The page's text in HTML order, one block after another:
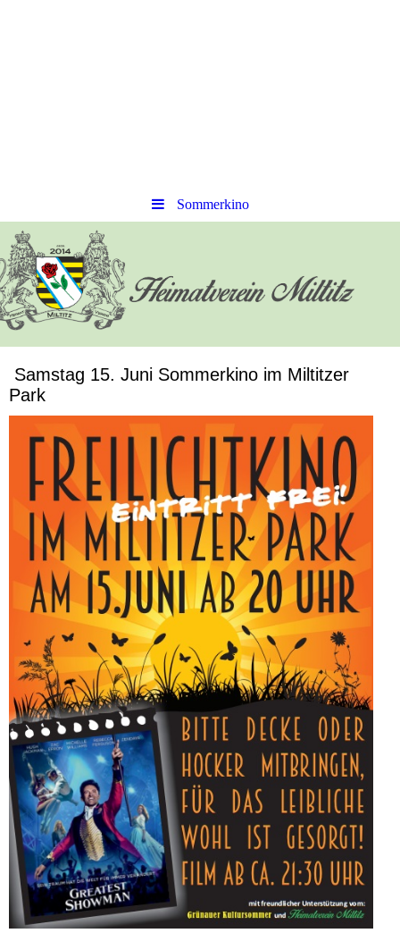
Sommerkino
Samstag 15. Juni Sommerkino im Miltitzer
Park